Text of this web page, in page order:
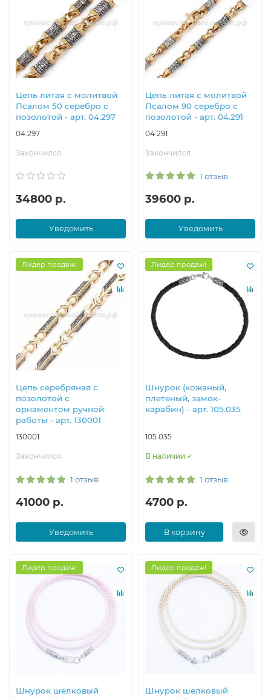
Цепь литая с молитвой
Псалом 50 серебро с
позолотой - арт. 04.297
04.297
Закончился
34800 р.
Уведомить
Цепь литая с молитвой
Псалом 90 серебро с
позолотой - арт. 04.291
04.291
Закончился
1 отзыв
39600 р.
Уведомить
Лидер продаж!
Цепь серебряная с
позолотой с
орнаментом ручной
работы - арт. 130001
130001
Закончился
1 отзыв
41000 р.
Уведомить
Лидер продаж!
Шнурок (кожаный,
плетеный, замок-
карабин) - арт. 105.035
105.035
В наличии ✓
1 отзыв
4700 р.
В корзину
Лидер продаж!
Шнурок шелковый
Лидер продаж!
Шнурок шелковый